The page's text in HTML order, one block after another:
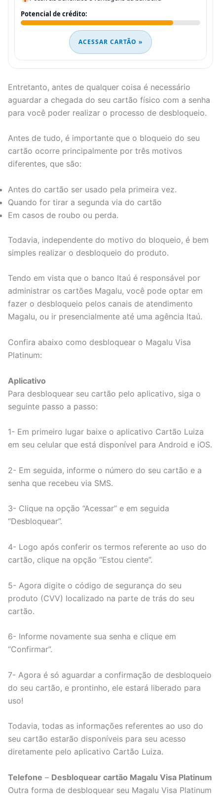
Potencial de crédito:
ACESSAR CARTÃO »
Entretanto, antes de qualquer coisa é necessário
aguardar a chegada do seu cartão físico com a senha
para você poder realizar o processo de desbloqueio.
Antes de tudo, é importante que o bloqueio do seu
cartão ocorre principalmente por três motivos
diferentes, que são:
Antes do cartão ser usado pela primeira vez.
Quando for tirar a segunda via do cartão
Em casos de roubo ou perda.
Todavia, independente do motivo do bloqueio, é bem
simples realizar o desbloqueio do produto.
Tendo em vista que o banco Itaú é responsável por
administrar os cartões Magalu, você pode optar em
fazer o desbloqueio pelos canais de atendimento
Magalu, ou ir presencialmente até uma agência Itaú.
Confira abaixo como desbloquear o Magalu Visa
Platinum:
Aplicativo
Para desbloquear seu cartão pelo aplicativo, siga o
seguinte passo a passo:
1- Em primeiro lugar baixe o aplicativo Cartão Luiza
em seu celular que está disponível para Android e iOS.
2- Em seguida, informe o número do seu cartão e a
senha que recebeu via SMS.
3- Clique na opção “Acessar” e em seguida
“Desbloquear”.
4- Logo após conferir os termos referente ao uso do
cartão, clique na opção “Estou ciente”.
5- Agora digite o código de segurança do seu
produto (CVV) localizado na parte de trás do seu
cartão.
6- Informe novamente sua senha e clique em
“Confirmar”.
7- Agora é só aguardar a confirmação de desbloqueio
do seu cartão, e prontinho, ele estará liberado para
uso!
Todavia, todas as informações referentes ao uso do
seu cartão estarão disponíveis para seu acesso
diretamente pelo aplicativo Cartão Luiza.
Telefone – Desbloquear cartão Magalu Visa Platinum
Outra forma de desbloquear seu Magalu Visa Platinum